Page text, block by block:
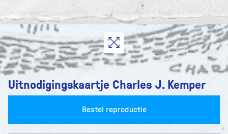
Uitnodigingskaartje Charles J. Kemper
Bestel reproductie